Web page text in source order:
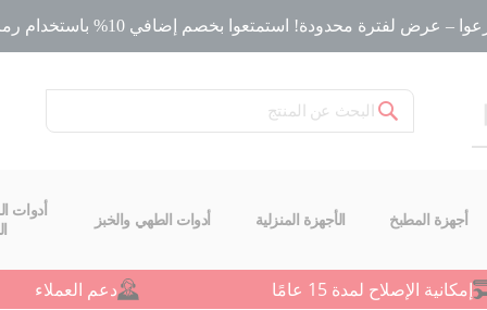
– عرض لفترة محدودة! استمتعوا بخصم إضافي 10% باستخدام رمز الخصم
بحث
أجهزة المطبخ الأجهزة المنزلية أدوات الطهي والخبز
أدوات
إمكانية الإصلاح لمدة 15 عامًا دعم العملاء